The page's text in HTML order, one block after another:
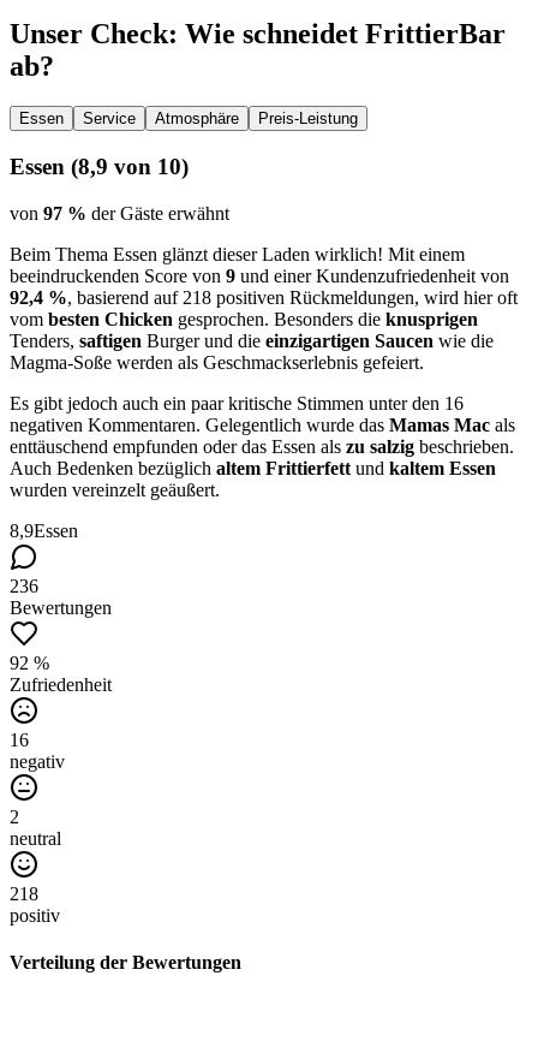
Unser Check: Wie schneidet FrittierBar
ab?
Essen Service Atmosphäre Preis-Leistung
Essen (8,9 von 10)
von 97 % der Gäste erwähnt
Beim Thema Essen glänzt dieser Laden wirklich! Mit einem
beeindruckenden Score von 9 und einer Kundenzufriedenheit von
92,4 %, basierend auf 218 positiven Rückmeldungen, wird hier oft
vom besten Chicken gesprochen. Besonders die knusprigen
Tenders, saftigen Burger und die einzigartigen Saucen wie die
Magma-Soße werden als Geschmackserlebnis gefeiert.
Es gibt jedoch auch ein paar kritische Stimmen unter den 16
negativen Kommentaren. Gelegentlich wurde das Mamas Mac als
enttäuschend empfunden oder das Essen als zu salzig beschrieben.
Auch Bedenken bezüglich altem Frittierfett und kaltem Essen
wurden vereinzelt geäußert.
8,9Essen
236
Bewertungen
92 %
Zufriedenheit
16
negativ
2
neutral
218
positiv
Verteilung der Bewertungen